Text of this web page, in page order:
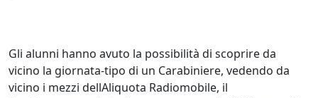
Gli alunni hanno avuto la possibilità di scoprire da
vicino la giornata-tipo di un Carabiniere, vedendo da
vicino i mezzi dellAliquota Radiomobile, il